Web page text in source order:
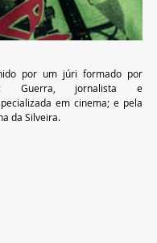
por um júri formado por
Guerra, jornalista e
em cinema; e pela
da Silveira.